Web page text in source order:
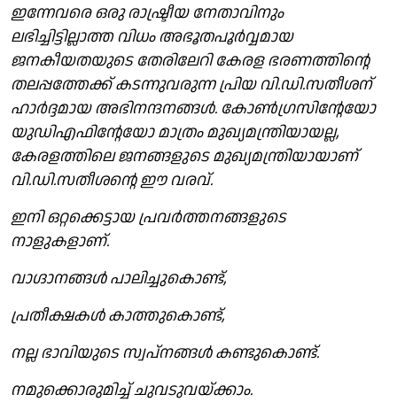
ഇന്നേവരെ ഒരു രാഷ്ട്രീയ നേതാവിനും
ലഭിച്ചിട്ടില്ലാത്ത വിധം അഭൂതപൂർവ്വമായ
ജനകീയതയുടെ തേരിലേറി കേരള ഭരണത്തിൻ്റെ
തലപ്പത്തേക്ക് കടന്നുവരുന്ന പ്രിയ വി.ഡി.സതീശന്
ഹാർദ്ദമായ അഭിനന്ദനങ്ങൾ. കോൺഗ്രസിൻ്റേയോ
യുഡിഎഫിൻ്റേയോ മാത്രം മുഖ്യമന്ത്രിയായല്ല,
കേരളത്തിലെ ജനങ്ങളുടെ മുഖ്യമന്ത്രിയായാണ്
വി.ഡി.സതീശൻ്റെ ഈ വരവ്.
ഇനി ഒറ്റക്കെട്ടായ പ്രവർത്തനങ്ങളുടെ
നാളുകളാണ്.
വാഗ്ദാനങ്ങൾ പാലിച്ചുകൊണ്ട്,
പ്രതീക്ഷകൾ കാത്തുകൊണ്ട്,
നല്ല ഭാവിയുടെ സ്വപ്നങ്ങൾ കണ്ടുകൊണ്ട്.
നമുക്കൊരുമിച്ച് ചുവടുവയ്ക്കാം.